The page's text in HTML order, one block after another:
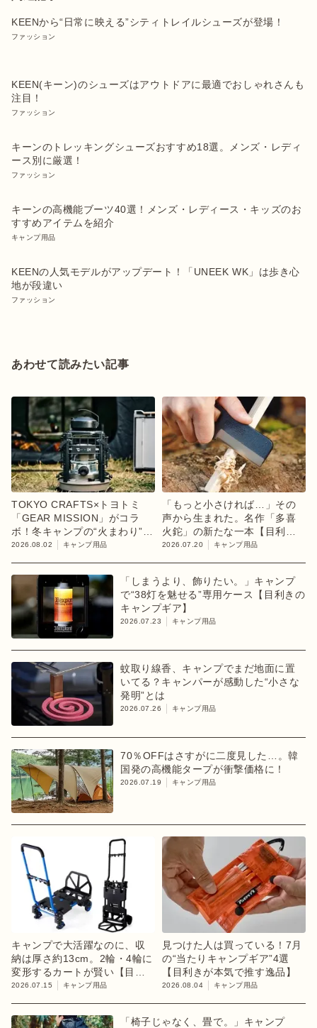
KEENから“日常に映える”シティトレイルシューズが登場！
ファッション
KEEN(キーン)のシューズはアウトドアに最適でおしゃれさんも
注目！
ファッション
キーンのトレッキングシューズおすすめ18選。メンズ・レディ
ース別に厳選！
ファッション
キーンの高機能ブーツ40選！メンズ・レディース・キッズのお
すすめアイテムを紹介
キャンプ用品
KEENの人気モデルがアップデート！「UNEEK WK」は歩き心
地が段違い
ファッション
あわせて読みたい記事
TOKYO CRAFTS×トヨトミ
「GEAR MISSION」がコラ
ボ！冬キャンプの“火まわり”を
担う限定K3クッキングストー
2026.08.02 キャンプ用品
「もっと小さければ…」その
声から生まれた。名作「多喜
火鉈」の新たな一本【目利き
のキャンプギア】
2026.07.20 キャンプ用品
「しまうより、飾りたい。」キャンプ
で“38灯を魅せる”専用ケース【目利きの
キャンプギア】
2026.07.23 キャンプ用品
蚊取り線香、キャンプでまだ地面に置
いてる？キャンパーが感動した“小さな
発明”とは
2026.07.26 キャンプ用品
70％OFFはさすがに二度見した…。韓
国発の高機能タープが衝撃価格に！
2026.07.19 キャンプ用品
キャンプで大活躍なのに、収
納は厚さ約13cm。2輪・4輪に
変形するカートが賢い【目利
きのキャンプギア】
2026.07.15 キャンプ用品
見つけた人は買っている！7月
の“当たりキャンプギア”4選
【目利きが本気で推す逸品】
2026.08.04 キャンプ用品
「椅子じゃなく、畳で。」キャンプ